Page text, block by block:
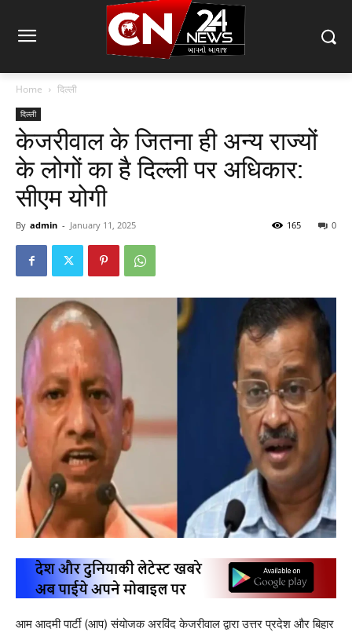
Home दिल्ली
दिल्ली
केजरीवाल के जितना ही अन्य राज्यों
के लोगों का है दिल्ली पर अधिकार:
सीएम योगी
By admin - January 11, 2025 0
165
आम आदमी पार्टी (आप) संयोजक अरविंद केजरीवाल द्वारा उत्तर प्रदेश और बिहार